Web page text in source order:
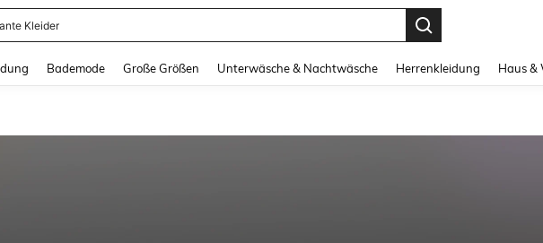
Kleider
Bademode Große Größen Unterwäsche & Nachtwäsche Herrenkleidung Haus &